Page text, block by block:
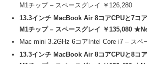
M1チップ – スペースグレイ ￥126,280
13.3インチ MacBook Air 8コアCPUと7コ
M1チップ – スペースグレイ ￥135,080
Mac mini 3.2GHz 6コアIntel Core i7 – スペ
13.3インチ MacBook Air 8コアCPUと8コ